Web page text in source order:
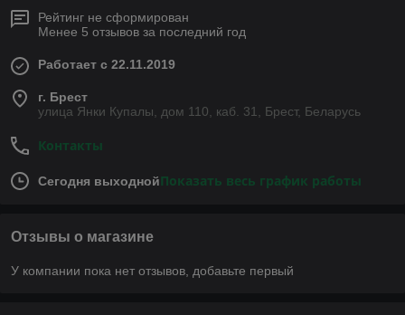
Рейтинг не сформирован
Менее 5 отзывов за последний год
Работает с 22.11.2019
г. Брест
улица Янки Купалы, дом 110, каб. 31, Брест, Беларусь
Контакты
Сегодня выходнойПоказать весь график работы
Отзывы о магазине
У компании пока нет отзывов, добавьте первый